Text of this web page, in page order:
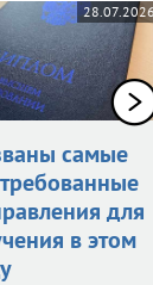
28.07.2026
самые
для
в этом